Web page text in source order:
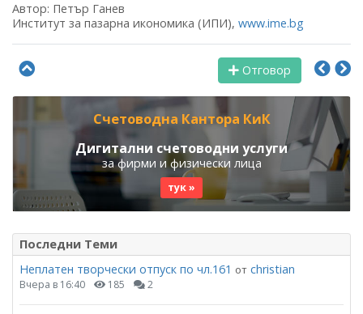
Автор: Петър Ганев
Институт за пазарна икономика (ИПИ), www.ime.bg
Отговор
Счетоводна Кантора КиК
Дигитални счетоводни услуги
за фирми и физически лица
тук »
Последни Теми
Неплатен творчески отпуск по чл.161 от christian
Вчера в 16:40 185 2